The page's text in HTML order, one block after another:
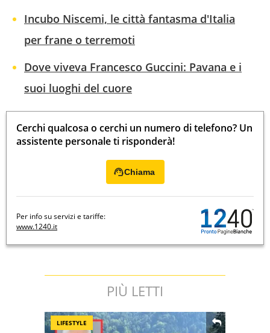
Incubo Niscemi, le città fantasma d'Italia
per frane o terremoti
Dove viveva Francesco Guccini: Pavana e i
suoi luoghi del cuore
Cerchi qualcosa o cerchi un numero di telefono? Un
assistente personale ti risponderà!
Chiama
Per info su servizi e tariffe:
www.1240.it
PIÙ LETTI
LIFESTYLE